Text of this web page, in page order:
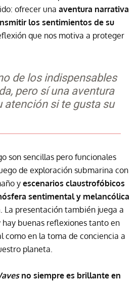
ofrecer una aventura narrativa
los sentimientos de su
que nos motiva a proteger
de los indispensables
pero sí una aventura
atención si te gusta su
son sencillas pero funcionales
de exploración submarina con
yescenarios claustrofóbicos
sentimental y melancólica
. La presentación también juega a
buenas reflexiones tanto en
como en la toma de conciencia a
planeta.
no siempre es brillante en